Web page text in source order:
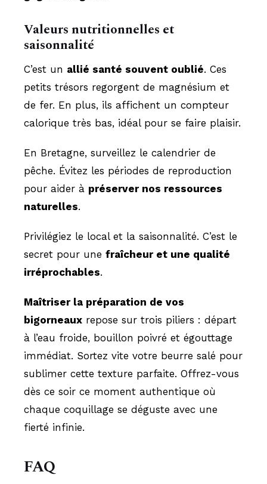
Valeurs nutritionnelles et
saisonnalité
C’est un allié santé souvent oublié. Ces
petits trésors regorgent de magnésium et
de fer. En plus, ils affichent un compteur
calorique très bas, idéal pour se faire plaisir.
En Bretagne, surveillez le calendrier de
pêche. Évitez les périodes de reproduction
pour aider à préserver nos ressources
naturelles.
Privilégiez le local et la saisonnalité. C’est le
secret pour une fraîcheur et une qualité
irréprochables.
Maîtriser la préparation de vos
bigorneaux repose sur trois piliers : départ
à l’eau froide, bouillon poivré et égouttage
immédiat. Sortez vite votre beurre salé pour
sublimer cette texture parfaite. Offrez-vous
dès ce soir ce moment authentique où
chaque coquillage se déguste avec une
fierté infinie.
FAQ